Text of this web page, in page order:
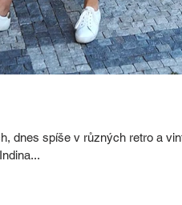
dnes spíše v různých retro a